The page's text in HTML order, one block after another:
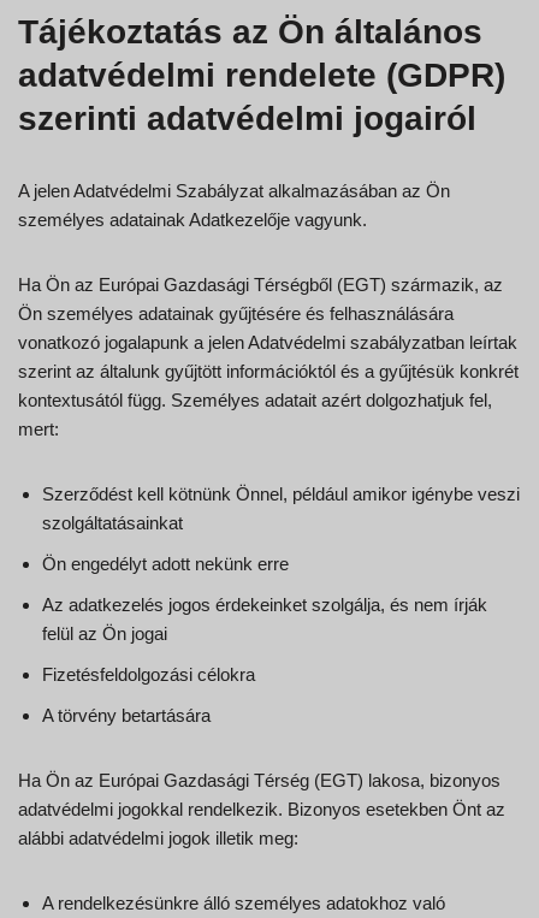
Tájékoztatás az Ön általános
adatvédelmi rendelete (GDPR)
szerinti adatvédelmi jogairól
A jelen Adatvédelmi Szabályzat alkalmazásában az Ön
személyes adatainak Adatkezelője vagyunk.
Ha Ön az Európai Gazdasági Térségből (EGT) származik, az
Ön személyes adatainak gyűjtésére és felhasználására
vonatkozó jogalapunk a jelen Adatvédelmi szabályzatban leírtak
szerint az általunk gyűjtött információktól és a gyűjtésük konkrét
kontextusától függ. Személyes adatait azért dolgozhatjuk fel,
mert:
Szerződést kell kötnünk Önnel, például amikor igénybe veszi
szolgáltatásainkat
Ön engedélyt adott nekünk erre
Az adatkezelés jogos érdekeinket szolgálja, és nem írják
felül az Ön jogai
Fizetésfeldolgozási célokra
A törvény betartására
Ha Ön az Európai Gazdasági Térség (EGT) lakosa, bizonyos
adatvédelmi jogokkal rendelkezik. Bizonyos esetekben Önt az
alábbi adatvédelmi jogok illetik meg:
A rendelkezésünkre álló személyes adatokhoz való